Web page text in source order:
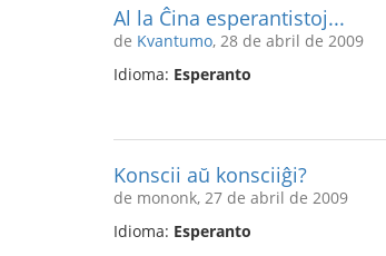
Al la Ĉina esperantistoj...
de Kvantumo, 28 de abril de 2009
Idioma: Esperanto
Konscii aŭ konsciiĝi?
de mononk, 27 de abril de 2009
Idioma: Esperanto